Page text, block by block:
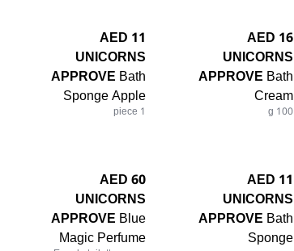
16 AED
UNICORNS
APPROVEBath
Cream
100 g
11 AED
UNICORNS
APPROVEBath
Sponge Apple
1 piece
11 AED
UNICORNS
APPROVEBath
Sponge
60 AED
UNICORNS
APPROVEBlue
Magic Perfume